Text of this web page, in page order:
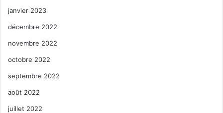
janvier 2023
décembre 2022
novembre 2022
octobre 2022
septembre 2022
août 2022
juillet 2022